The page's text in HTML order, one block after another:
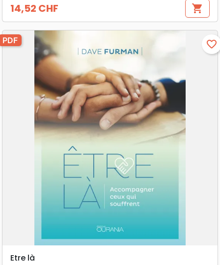
Prix
14,52 CHF shopping_cart
PDF favorite_border
Etre là